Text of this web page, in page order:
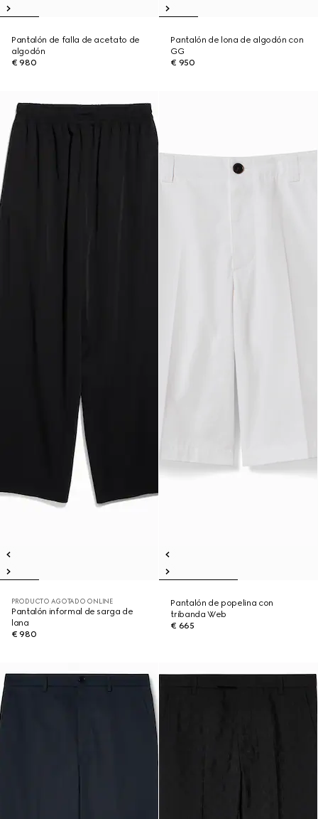
Pantalón de falla de acetato de
algodón
€ 980
Pantalón de lona de algodón con
GG
€ 950
PRODUCTO AGOTADO ONLINE
Pantalón informal de sarga de
lana
€ 980
Pantalón de popelina con
tribanda Web
€ 665